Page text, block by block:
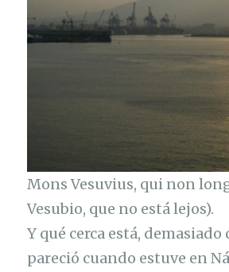
Mons Vesuvius, qui non
Vesubio, que no está lejos).
Y qué cerca está, demasiado
pareció cuando estuve en